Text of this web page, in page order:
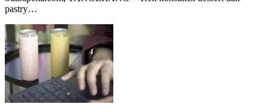
pastry…